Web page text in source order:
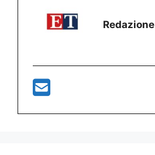
Redazione